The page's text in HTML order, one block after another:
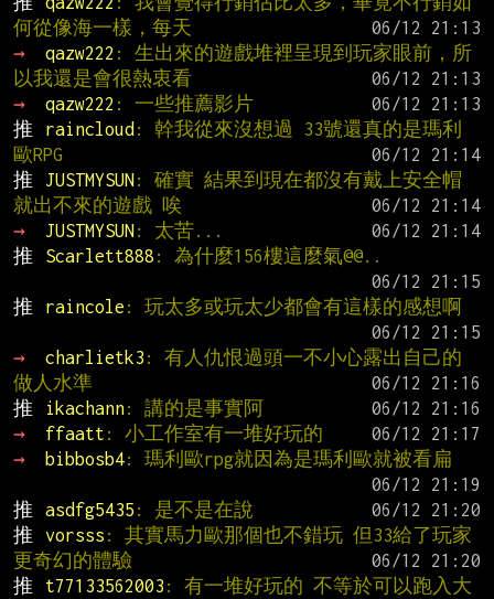
何從像海一樣，每天
→
qazw222 : 生出來的遊戲堆裡呈現到玩家眼前，所
以我還是會很熱衷看
→
qazw222 : 一些推薦影片
推
raincloud : 幹我從來沒想過 33號還真的是瑪利
歐RPG
推
JUSTMYSUN: 確實 結果到現在都沒有戴上安全帽
就出不來的遊戲 唉
→
JUSTMYSUN: 太苦...
推
Scarlett888 : 為什麼156樓這麼氣@@..
推
raincole : 玩太多或玩太少都會有這樣的感想啊
→
charlietk3 : 有人仇恨過頭一不小心露出自己的
做人水準
推
ikachann: 講的是事實阿
→
ffaatt : 小工作室有一堆好玩的
→
bibbosb4: 瑪利歐rpg就因為是瑪利歐就被看扁
推
asdfg5435 : 是不是在說
推
vorsss : 其實馬力歐那個也不錯玩 但33給了玩家
更奇幻的體驗
推
t77133562003 : 有一堆好玩的 不等於可以跑入大